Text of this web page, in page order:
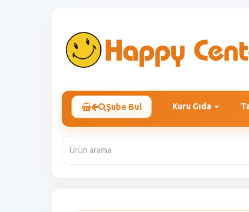
Şube Bul Kuru Gıda